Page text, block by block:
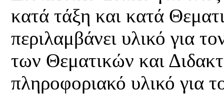
κατά τάξη και κατά
περιλαμβάνει υλικό για
των Θεματικών και
πληροφοριακό υλικό για